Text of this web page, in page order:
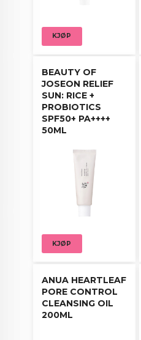
KJØP
BEAUTY OF
JOSEON RELIEF
SUN: RICE +
PROBIOTICS
SPF50+ PA++++
50ML
KJØP
ANUA HEARTLEAF
PORE CONTROL
CLEANSING OIL
200ML